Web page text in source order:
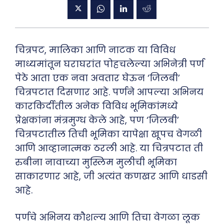
चित्रपट, मालिका आणि नाटक या विविध
माध्यमांतून घराघरांत पोहचलेल्या अभिनेत्री पर्ण
पेठे आता एक नवा अवतार घेऊन ‘जिलबी’
चित्रपटात दिसणार आहे. पर्णने आपल्या अभिनय
कारकिर्दीतील अनेक विविध भूमिकांमध्ये
प्रेक्षकांना मंत्रमुग्ध केले आहे, पण ‘जिलबी’
चित्रपटातील तिची भूमिका यापेक्षा खूपच वेगळी
आणि आव्हानात्मक ठरली आहे. या चित्रपटात ती
रुबीना नावाच्या मुस्लिम मुलीची भूमिका
साकारणार आहे, जी अत्यंत कणखर आणि धाडसी
आहे.
पर्णचे अभिनय कौशल्य आणि तिचा वेगळा लूक